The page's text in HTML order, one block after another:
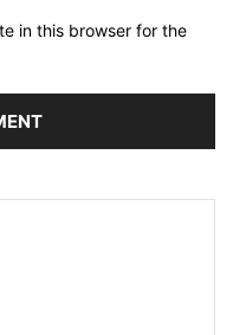
in this browser for the